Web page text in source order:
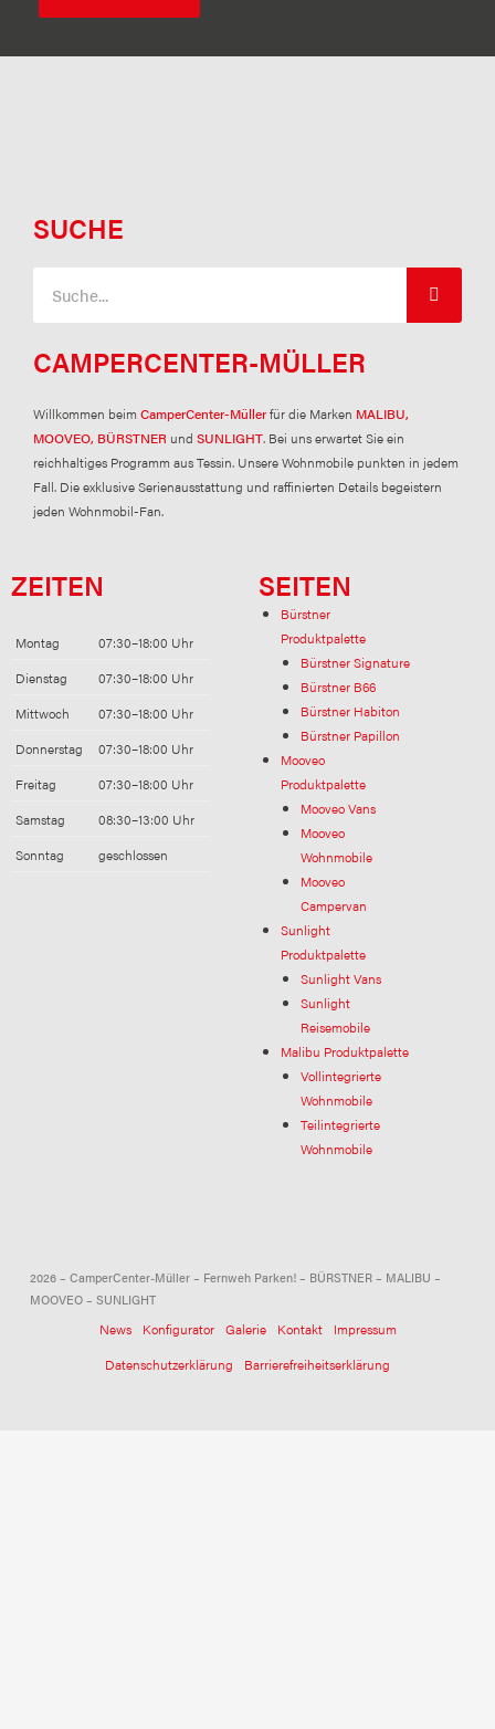
SUCHE
CAMPERCENTER-MÜLLER
Willkommen beim CamperCenter-Müllerfür die Marken MALIBU,
MOOVEO, BÜRSTNER und SUNLIGHT. Bei uns erwartet Sie ein
reichhaltiges Programm aus Tessin. Unsere Wohnmobile punkten in jedem
Fall. Die exklusive Serienausstattung und raffinierten Details begeistern
jeden Wohnmobil-Fan.
ZEITEN
Montag
07:30–18:00 Uhr
Dienstag
07:30–18:00 Uhr
Mittwoch
07:30–18:00 Uhr
Donnerstag
07:30–18:00 Uhr
Freitag
07:30–18:00 Uhr
Samstag
08:30–13:00 Uhr
Sonntag
geschlossen
SEITEN
Bürstner
Produktpalette
Bürstner Signature
Bürstner B66
Bürstner Habiton
Bürstner Papillon
Mooveo
Produktpalette
Mooveo Vans
Mooveo
Wohnmobile
Mooveo
Campervan
Sunlight
Produktpalette
Sunlight Vans
Sunlight
Reisemobile
Malibu Produktpalette
Vollintegrierte
Wohnmobile
Teilintegrierte
Wohnmobile
2026 – CamperCenter-Müller – Fernweh Parken! – BÜRSTNER – MALIBU –
MOOVEO – SUNLIGHT
News Konfigurator Galerie Kontakt
Impressum
Datenschutzerklärung
Barrierefreiheitserklärung